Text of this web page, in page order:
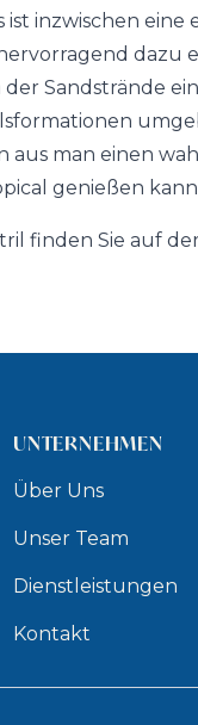
inzwischen eine
dazu
Sandstrände
man einen
genießen
finden Sie auf
UNTERNEHMEN
Über Uns
Unser Team
Dienstleistungen
Kontakt